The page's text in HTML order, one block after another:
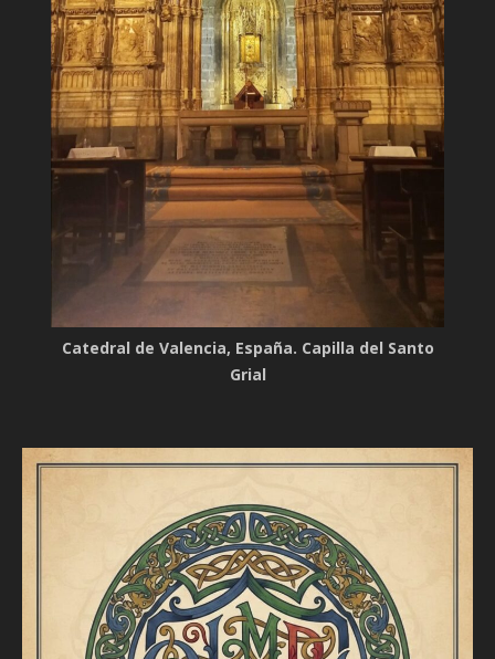
Catedral de Valencia, España. Capilla del Santo
Grial